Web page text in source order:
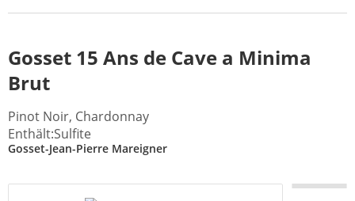
Gosset 15 Ans de Cave a Minima
Brut
Pinot Noir, Chardonnay
Enthält:Sulfite
Gosset-Jean-Pierre Mareigner